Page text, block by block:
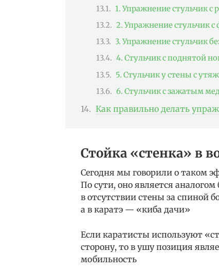
1. Упражнение стульчик с
2. Упражнение стульчик
3. Упражнение стульчик
4. Стульчик с поднятой
5. Стульчик у стены с
6. Стульчик с зажатым
Как правильно делать
Стойка «стенка» в
Сегодня мы говорили о таком
По сути, оно является
в отсутствии стены за спиной
а в каратэ — «киба дачи»
Если каратисты используют
сторону, то в ушу позиция
мобильность